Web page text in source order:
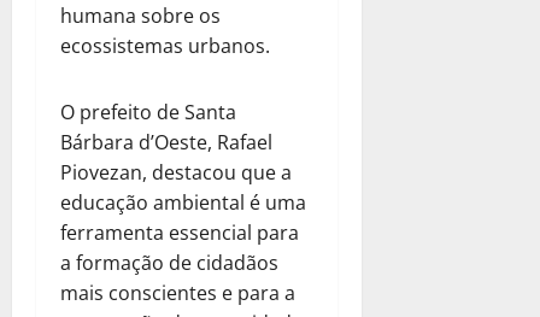
humana sobre os
ecossistemas urbanos.
O prefeito de Santa
Bárbara d’Oeste, Rafael
Piovezan, destacou que a
educação ambiental é uma
ferramenta essencial para
a formação de cidadãos
mais conscientes e para a